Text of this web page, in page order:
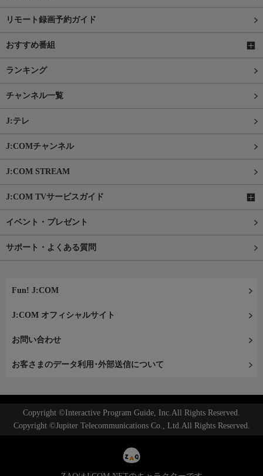
リモート録画予約ガイド
おすすめ番組
ランキング
チャンネル一覧
J:テレ
J:COMチャンネル
J:COM STREAM
J:COM TVサービスガイド
イベント・プレゼント
サポート・よくある質問
Fun! J:COM
J:COM オフィシャルサイト
お問い合わせ
お客さまのデータ利用･外部送信について
Copyright ©Interactive Program Guide, Inc.All Rights Reserved.
Copyright ©Jupiter Telecommunications Co., Ltd.All Rights Reserved.